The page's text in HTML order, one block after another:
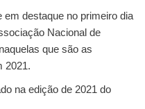
em destaque no primeiro dia
Nacional de
que são as
2021.
na edição de 2021 do